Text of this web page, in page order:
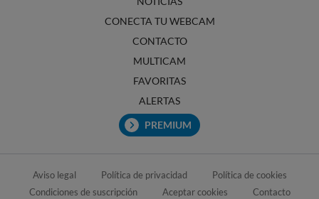
CONECTA TU WEBCAM
CONTACTO
MULTICAM
FAVORITAS
ALERTAS
PREMIUM
Aviso legal Política de privacidad
Política de cookies
Condiciones de suscripción
Aceptar cookies Contacto